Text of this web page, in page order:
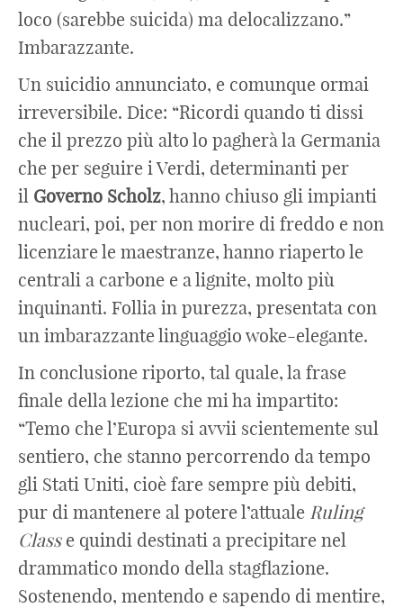
loco (sarebbe suicida) ma delocalizzano.”
Imbarazzante.
Un suicidio annunciato, e comunque ormai
irreversibile. Dice: “Ricordi quando ti dissi
che il prezzo più alto lo pagherà la Germania
che per seguire i Verdi, determinanti per
il Governo Scholz, hanno chiuso gli impianti
nucleari, poi, per non morire di freddo e non
licenziare le maestranze, hanno riaperto le
centrali a carbone e a lignite, molto più
inquinanti. Follia in purezza, presentata con
un imbarazzante linguaggio woke-elegante.
In conclusione riporto, tal quale, la frase
finale della lezione che mi ha impartito:
“Temo che l’Europa si avvii scientemente sul
sentiero, che stanno percorrendo da tempo
gli Stati Uniti, cioè fare sempre più debiti,
pur di mantenere al potere l’attuale Ruling
Class e quindi destinati a precipitare nel
drammatico mondo della stagflazione.
Sostenendo, mentendo e sapendo di mentire,